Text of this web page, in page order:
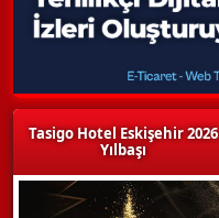
Tasigo Hotel Eskişehir 2026
Yılbaşı